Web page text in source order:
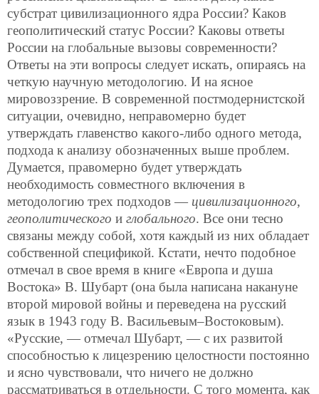
субстрат цивилизационного ядра России? Каков
геополитический статус России? Каковы ответы
России на глобальные вызовы современности?
Ответы на эти вопросы следует искать, опираясь на
четкую научную методологию. И на ясное
мировоззрение. В современной постмодернистской
ситуации, очевидно, неправомерно будет
утверждать главенство какого-либо одного метода,
подхода к анализу обозначенных выше проблем.
Думается, правомерно будет утверждать
необходимость совместного включения в
методологию трех подходов — цивилизационного,
геополитического и глобального. Все они тесно
связаны между собой, хотя каждый из них обладает
собственной спецификой. Кстати, нечто подобное
отмечал в свое время в книге «Европа и душа
Востока» В. Шубарт (она была написана накануне
второй мировой войны и переведена на русский
язык в 1943 году В. Васильевым–Востоковым).
«Русские, — отмечал Шубарт, — с их развитой
способностью к лицезрению целостности постоянно
и ясно чувствовали, что ничего не должно
рассматриваться в отдельности. С того момента, как